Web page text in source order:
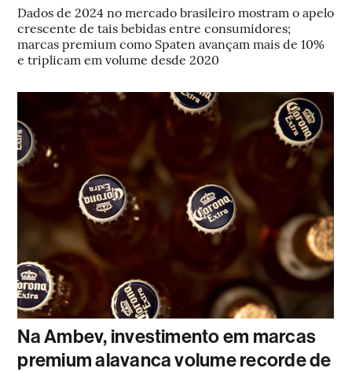
Dados de 2024 no mercado brasileiro mostram o apelo
crescente de tais bebidas entre consumidores;
marcas premium como Spaten avançam mais de 10%
e triplicam em volume desde 2020
Na Ambev, investimento em marcas
premium alavanca volume recorde de